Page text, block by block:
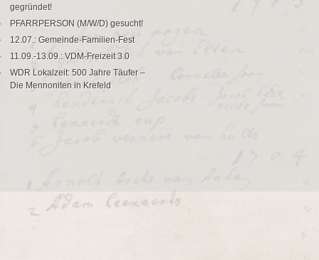
gegründet!
PFARRPERSON (M/W/D) gesucht!
12.07.: Gemeinde-Familien-Fest
11.09.-13.09.: VDM-Freizeit 3.0
WDR Lokalzeit: 500 Jahre Täufer –
Die Mennoniten in Krefeld